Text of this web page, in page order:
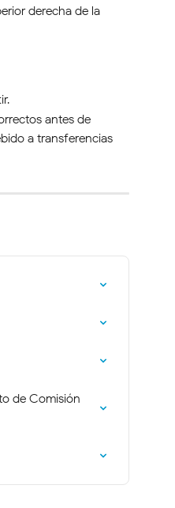
derecha de la
antes de
a transferencias
de Comisión